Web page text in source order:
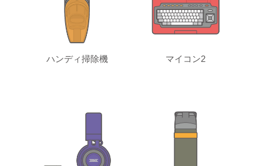
ハンディ掃除機 マイコン2